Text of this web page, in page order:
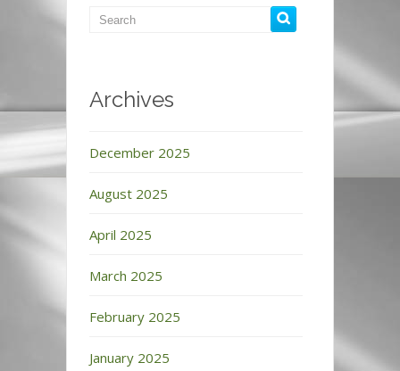
Archives
December 2025
August 2025
April 2025
March 2025
February 2025
January 2025